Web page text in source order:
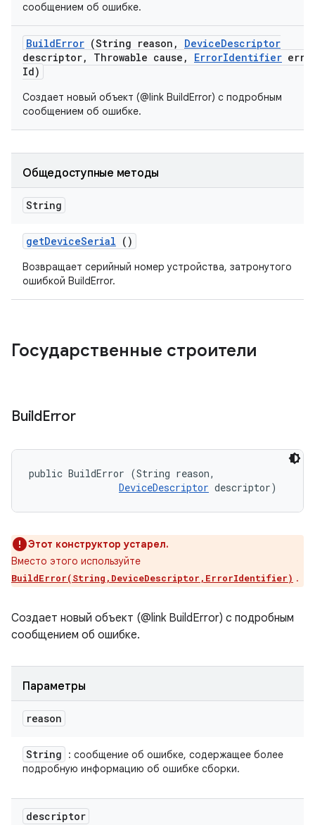
сообщением об ошибке.
BuildError (String reason , DeviceDescriptor
descriptor, Throwable cause , ErrorIdentifier
Id)
Создает новый объект (@link BuildError) с подробным
сообщением об ошибке.
Общедоступные методы
String
getDeviceSerial ()
Возвращает серийный номер устройства, затронутого
ошибкой BuildError.
Государственные строители
BuildError
public BuildError (String reason,
DeviceDescriptor descriptor)
Этот конструктор устарел.
Вместо этого используйте
BuildError(String,DeviceDescriptor,ErrorIdentifier) .
Создает новый объект (@link BuildError) с подробным
сообщением об ошибке.
Параметры
reason
String
: сообщение об ошибке, содержащее более
подробную информацию об ошибке сборки.
descriptor